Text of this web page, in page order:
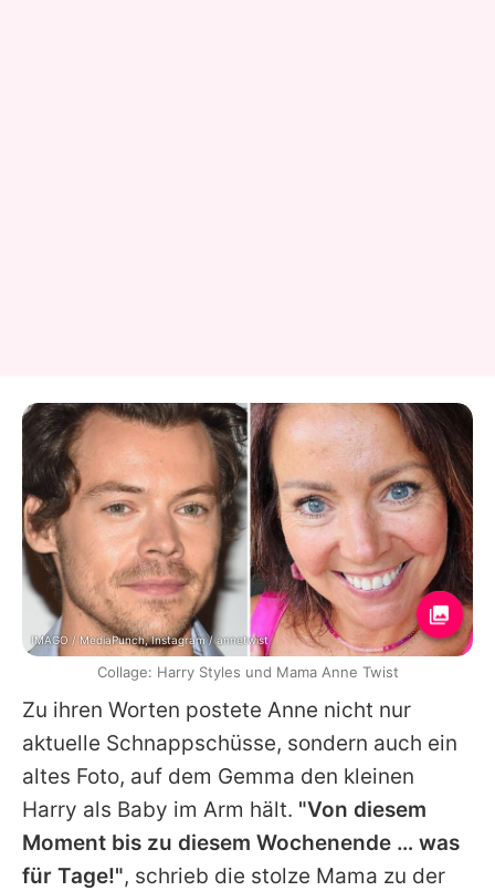
Zu ihren Worten postete Anne nicht nur
aktuelle Schnappschüsse, sondern auch ein
altes Foto, auf dem Gemma den kleinen
Harry als Baby im Arm hält. "Von diesem
Moment bis zu diesem Wochenende … was
für Tage!", schrieb die stolze Mama zu der
IMAGO / MediaPunch, Instagram / annetwist
Collage: Harry Styles und Mama Anne Twist